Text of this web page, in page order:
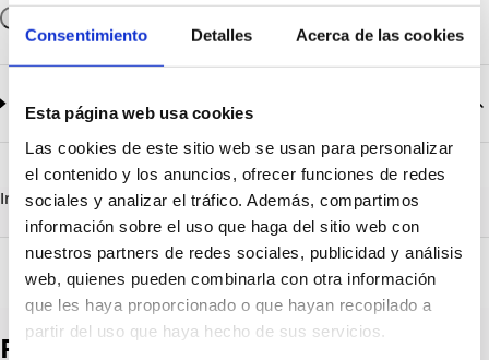
Consentimiento Detalles Acerca de las cookies
Esta página web usa cookies
Las cookies de este sitio web se usan para personalizar
el contenido y los anuncios, ofrecer funciones de redes
sociales y analizar el tráfico. Además, compartimos
información sobre el uso que haga del sitio web con
nuestros partners de redes sociales, publicidad y análisis
web, quienes pueden combinarla con otra información
que les haya proporcionado o que hayan recopilado a
partir del uso que haya hecho de sus servicios.
Documentación
CatalogoGeneral-EN.pdf
Descargar
Serie_1319-1320-1321.pdf
Descargar
Información destacada Detalles técnicosVista 3D
Productos destacados